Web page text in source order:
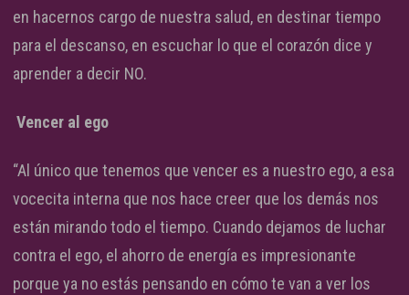
en hacernos cargo de nuestra salud, en destinar tiempo
para el descanso, en escuchar lo que el corazón dice y
aprender a decir NO.
Vencer al ego
“Al único que tenemos que vencer es a nuestro ego, a esa
vocecita interna que nos hace creer que los demás nos
están mirando todo el tiempo. Cuando dejamos de luchar
contra el ego, el ahorro de energía es impresionante
porque ya no estás pensando en cómo te van a ver los